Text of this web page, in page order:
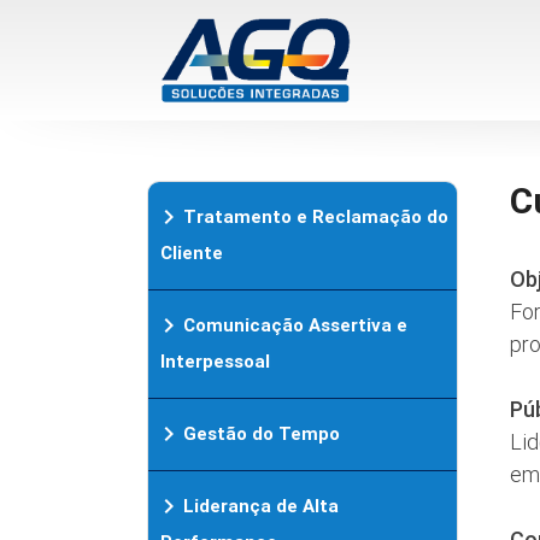
chevron_right Tratamento e Reclamação do
Cliente
chevron_right Comunicação Assertiva e
Interpessoal
chevron_right Gestão do Tempo
chevron_right Liderança de Alta